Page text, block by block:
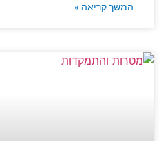
המשך קריאה »